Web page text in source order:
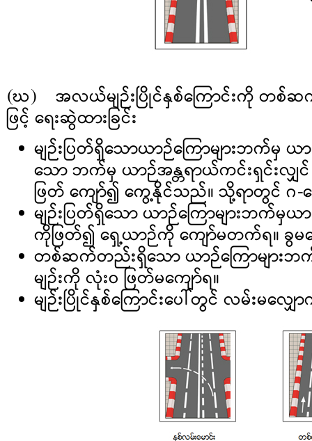
(ဃ) အလယ်မျဉ်းပြိုင်နှစ်ကြောင်းကို တစ်ဆက်တ
ဖြင့် ရေးဆွဲထားခြင်း
မျဉ်းပြတ်ရှိသောယာဉ်ကြောများဘက်မှ
သော ဘက်မှ ယာဉ်အန္တရာယ်ကင်းရှင်းလျှ
ဖြတ် ကျော်၍ ကွေ့နိုင်သည်။ သို့ရာတွင် ဂ
မျဉ်းပြတ်ရှိသော ယာဉ်ကြောများဘက်မှ
ကိုဖြတ်၍ ရှေ့ယာဉ်ကို ကျော်မတက်ရ။ ခွမမ
တစ်ဆက်တည်းရှိသော ယာဉ်ကြောမျာ
မျဉ်းကို လုံးဝ ဖြတ်မကျော်ရ။
မျဉ်းပြိုင်နှစ်ကြောင်းပေါ်တွင် လမ်းမလျှ